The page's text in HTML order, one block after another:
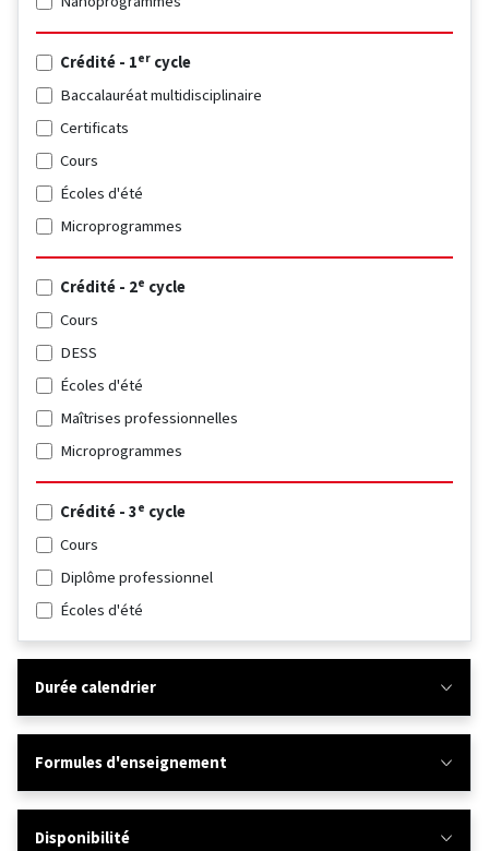
Crédité - 1er cycle
Baccalauréat multidisciplinaire
Certificats
Cours
Écoles d'été
Microprogrammes
Crédité - 2e cycle
Cours
DESS
Écoles d'été
Maîtrises professionnelles
Microprogrammes
Crédité - 3e cycle
Cours
Diplôme professionnel
Écoles d'été
Durée calendrier
Formules d'enseignement
Disponibilité